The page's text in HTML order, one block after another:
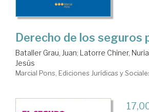
Derecho de los seguros
Bataller Grau, Juan; Latorre Chiner, Nuria
Jesús
Marcial Pons, Ediciones Jurídicas y